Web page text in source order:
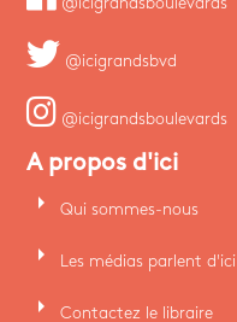
@icigrandsbvd
@icigrandsboulevards
A propos d'ici
arrow_right Qui sommes-nous
arrow_right Les médias parlent d'ici
arrow_right Contactez le libraire